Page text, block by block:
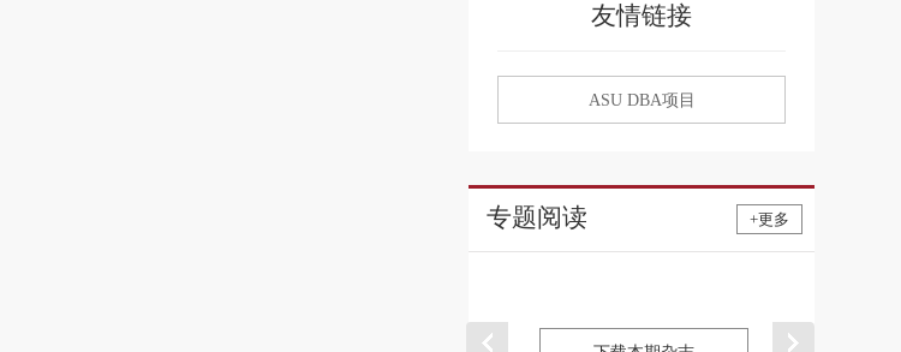
友情链接
ASU DBA项目
专题阅读 +更多